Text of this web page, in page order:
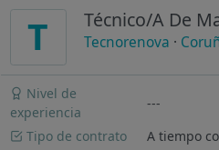
T Técnico/A De
Tecnorenova ·
Nivel de
experiencia
---
Tipo de contrato
A tiempo